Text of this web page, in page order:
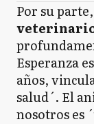
Por su
Esperanza
años,
salud´. El
nosotros es